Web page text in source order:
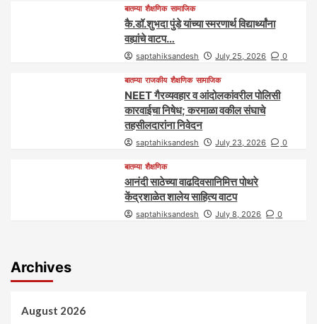
बातम्या शैक्षणिक सामाजिक
कै.डॉ.शुभदा पुंडे यांच्या स्मरणार्थ विद्यार्थ्यांना
वह्यांचे वाटप…
saptahiksandesh July 25, 2026 0
बातम्या राजकीय शैक्षणिक सामाजिक
NEET गैरव्यवहार व आंदोलकांवरील पोलिसी
कारवाईचा निषेध; करमाळा वकील संघाचे
तहसीलदारांना निवेदन
saptahiksandesh July 23, 2026 0
बातम्या शैक्षणिक
आनंदी साठेच्या वाढदिवसानिमित्त पोथरे
केंद्रशाळेत शालेय साहित्य वाटप
saptahiksandesh July 8, 2026 0
Archives
August 2026